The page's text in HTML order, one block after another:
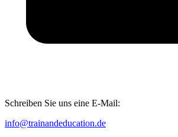
Schreiben Sie uns eine E-Mail:
info@trainandeducation.de